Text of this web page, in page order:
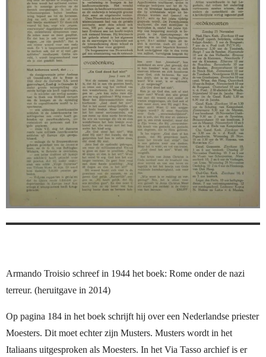
Armando Troisio schreef in 1944 het boek: Rome onder de nazi
terreur. (heruitgave in 2014)
Op pagina 184 in het boek schrijft hij over een Nederlandse priester
Moesters. Dit moet echter zijn Musters. Musters wordt in het
Italiaans uitgesproken als Moesters. In het Via Tasso archief is er